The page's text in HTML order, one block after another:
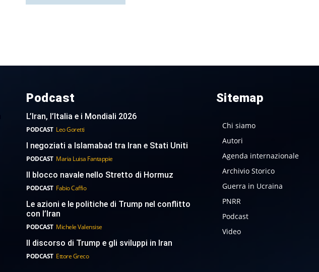
Podcast
L’Iran, l’Italia e i Mondiali 2026
PODCAST Leo Goretti
I negoziati a Islamabad tra Iran e Stati Uniti
PODCAST Maria Luisa Fantappie
Il blocco navale nello Stretto di Hormuz
PODCAST Fabio Caffio
Le azioni e le politiche di Trump nel conflitto
con l’Iran
PODCAST Michele Valensise
Il discorso di Trump e gli sviluppi in Iran
PODCAST Ettore Greco
Sitemap
Chi siamo
Autori
Agenda internazionale
Archivio Storico
Guerra in Ucraina
PNRR
Podcast
Video